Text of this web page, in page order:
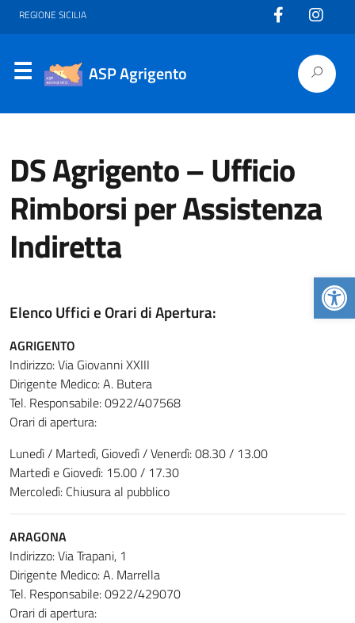
REGIONE SICILIA
ASP Agrigento
DS Agrigento – Ufficio
Rimborsi per Assistenza
Indiretta
Elenco Uffici e Orari di Apertura:
AGRIGENTO
Indirizzo: Via Giovanni XXIII
Dirigente Medico: A. Butera
Tel. Responsabile: 0922/407568
Orari di apertura:
Lunedì / Martedì, Giovedì / Venerdì: 08.30 / 13.00
Martedì e Giovedì: 15.00 / 17.30
Mercoledì: Chiusura al pubblico
ARAGONA
Indirizzo: Via Trapani, 1
Dirigente Medico: A. Marrella
Tel. Responsabile: 0922/429070
Orari di apertura: